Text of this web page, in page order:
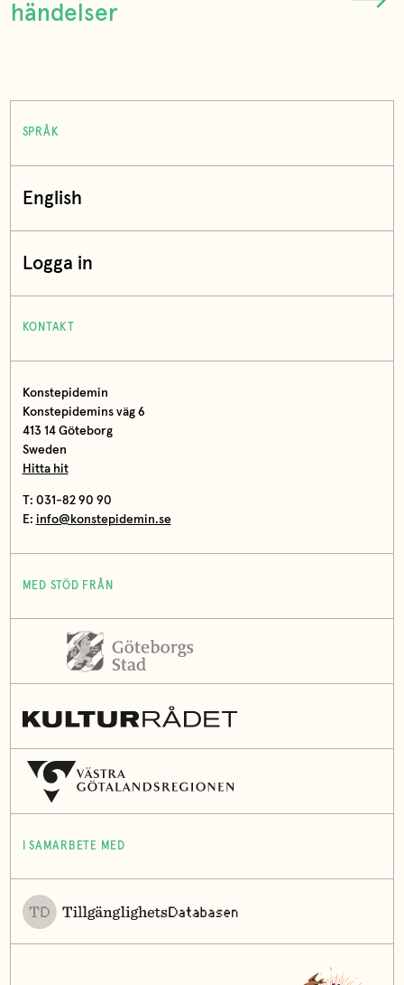
händelser
SPRÅK
English
Logga in
KONTAKT
Konstepidemin
Konstepidemins väg 6
413 14 Göteborg
Sweden
Hitta hit
T: 031-82 90 90
E: info@konstepidemin.se
MED STÖD FRÅN
I SAMARBETE MED